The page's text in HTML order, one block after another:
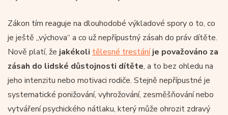
Zákon tím reaguje na dlouhodobé výkladové spory o to, co
je ještě „výchova“ a co už nepřípustný zásah do práv dítěte.
Nově platí, že jakékoli tělesné trestáníje považováno za
zásah do lidské důstojnosti dítěte, a to bez ohledu na
jeho intenzitu nebo motivaci rodiče. Stejně nepřípustné je
systematické ponižování, vyhrožování, zesměšňování nebo
vytváření psychického nátlaku, který může ohrozit zdravý